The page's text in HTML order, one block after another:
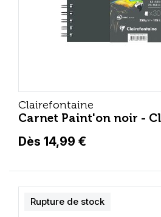
Clairefontaine
Carnet Paint'on noir -
Dès 14,99 €
Rupture de stock